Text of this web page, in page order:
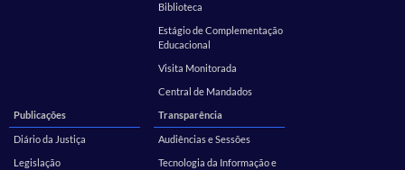
Biblioteca
Estágio de Complementação
Educacional
Visita Monitorada
Central de Mandados
Publicações
Diário da Justiça
Legislação
Transparência
Audiências e Sessões
Tecnologia da Informação e